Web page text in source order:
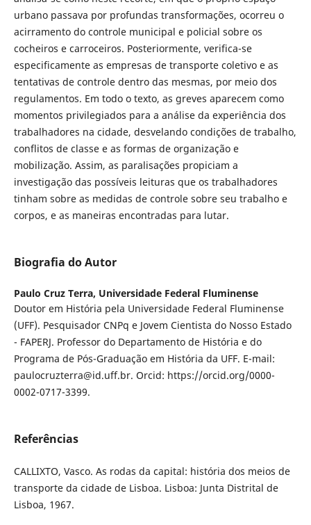
urbano passava por profundas transformações, ocorreu o
acirramento do controle municipal e policial sobre os
cocheiros e carroceiros. Posteriormente, verifica-se
especificamente as empresas de transporte coletivo e as
tentativas de controle dentro das mesmas, por meio dos
regulamentos. Em todo o texto, as greves aparecem como
momentos privilegiados para a análise da experiência dos
trabalhadores na cidade, desvelando condições de trabalho,
conflitos de classe e as formas de organização e
mobilização. Assim, as paralisações propiciam a
investigação das possíveis leituras que os trabalhadores
tinham sobre as medidas de controle sobre seu trabalho e
corpos, e as maneiras encontradas para lutar.
Biografia do Autor
Paulo Cruz Terra, Universidade Federal Fluminense
Doutor em História pela Universidade Federal Fluminense
(UFF). Pesquisador CNPq e Jovem Cientista do Nosso Estado
- FAPERJ. Professor do Departamento de História e do
Programa de Pós-Graduação em História da UFF. E-mail:
paulocruzterra@id.uff.br. Orcid: https://orcid.org/0000-
0002-0717-3399.
Referências
CALLIXTO, Vasco. As rodas da capital: história dos meios de
transporte da cidade de Lisboa. Lisboa: Junta Distrital de
Lisboa, 1967.